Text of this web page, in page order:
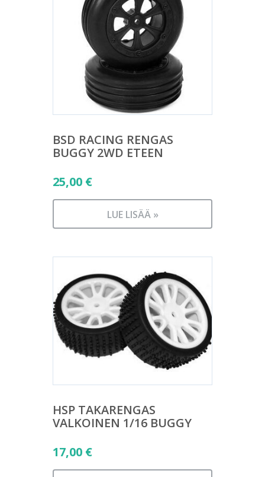
BSD RACING RENGAS
BUGGY 2WD ETEEN
25,00 €
LUE LISÄÄ »
HSP TAKARENGAS
VALKOINEN 1/16 BUGGY
17,00 €